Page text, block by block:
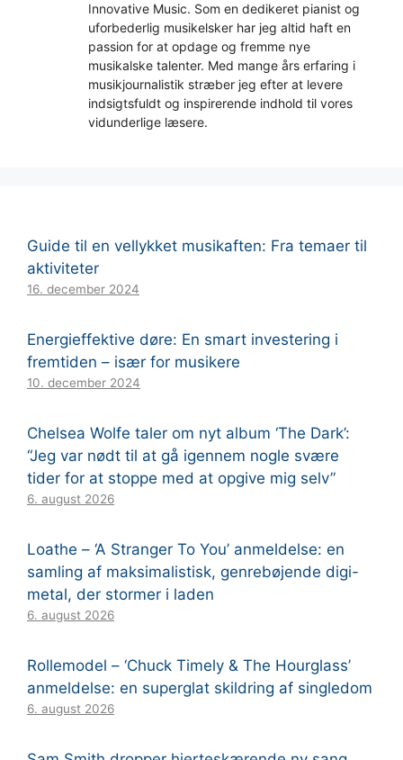
Innovative Music. Som en dedikeret pianist og
uforbederlig musikelsker har jeg altid haft en
passion for at opdage og fremme nye
musikalske talenter. Med mange års erfaring i
musikjournalistik stræber jeg efter at levere
indsigtsfuldt og inspirerende indhold til vores
vidunderlige læsere.
Guide til en vellykket musikaften: Fra temaer til
aktiviteter
16. december 2024
Energieffektive døre: En smart investering i
fremtiden – især for musikere
10. december 2024
Chelsea Wolfe taler om nyt album ‘The Dark’:
“Jeg var nødt til at gå igennem nogle svære
tider for at stoppe med at opgive mig selv”
6. august 2026
Loathe – ‘A Stranger To You’ anmeldelse: en
samling af maksimalistisk, genrebøjende digi-
metal, der stormer i laden
6. august 2026
Rollemodel – ‘Chuck Timely & The Hourglass’
anmeldelse: en superglat skildring af singledom
6. august 2026